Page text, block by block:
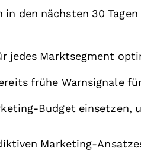
in den nächsten 30
jedes Marktsegment
frühe Warnsignale
Budget einsetzen,
Marketing-